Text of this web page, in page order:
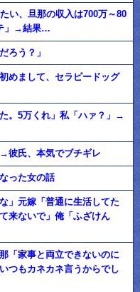
い、旦那の収入は700万～80
」→結果…
ろう？」
めまして、セラピードッグ
。5万くれ」私「ハァ？」→
彼氏、本気でブチギレ
った女の話
」元嫁「普通に生活してた
来ないで」俺「ふざけん
「家事と両立できないのに
つもカネカネ言うからでし